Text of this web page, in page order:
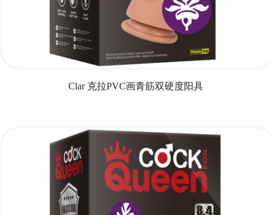
Clar 克拉PVC画青筋双硬度阳具